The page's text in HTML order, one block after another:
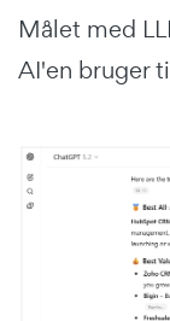
Målet med
AI'en bruger